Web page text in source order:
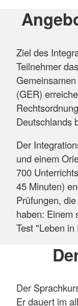
Ziel des
Teilnehmer
(GER)
Deutschlands
Der
und einem
700
45 Minuten)
Prüfungen,
haben: Einem
Test "Leben
Der
Er dauert im